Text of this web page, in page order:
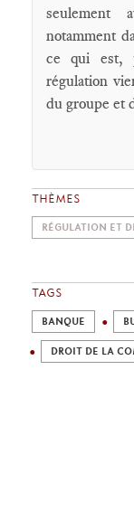
seulement
notamment
ce qui est,
régulation
du groupe et
THÈMES
RÉGULATION ET
TAGS
BANQUE
DROIT DE LA